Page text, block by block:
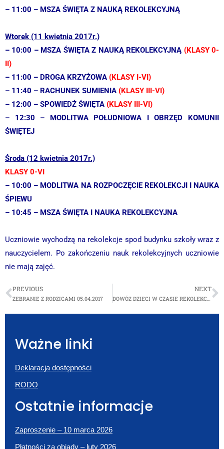
– 11:00 – MSZA ŚWIĘTA Z NAUKĄ REKOLEKCYJNĄ
Wtorek (11 kwietnia 2017r.)
– 10:00 – MSZA ŚWIĘTA Z NAUKĄREKOLEKCYJNĄ (KLASY 0-
II)
– 11:00 – DROGA KRZYŻOWA (KLASY I-VI)
– 11:40 – RACHUNEK SUMIENIA (KLASY III-VI)
– 12:00 – SPOWIEDŹ ŚWIĘTA (KLASY III-VI)
– 12:30 – MODLITWA POŁUDNIOWA I OBRZĘD KOMUNII
ŚWIĘTEJ
Środa (12 kwietnia 2017r.)
KLASY 0-VI
– 10:00 – MODLITWA NA ROZPOCZĘCIE REKOLEKCJI I NAUKA
ŚPIEWU
– 10:45 – MSZA ŚWIĘTA I NAUKA REKOLEKCYJNA
Uczniowie wychodzą na rekolekcje spod budynku szkoły wraz z
nauczycielem. Po zakończeniu nauk rekolekcyjnych uczniowie
nie mają zajęć.
PREVIOUS
ZEBRANIE Z RODZICAMI 05.04.2017
NEXT
DOWÓZ DZIECI W CZASIE REKOLEKCJI
Ważne linki
Deklaracja dostępności
RODO
Ostatnie informacje
Zaproszenie – 10 marca 2026
Płatności za obiady – luty 2026